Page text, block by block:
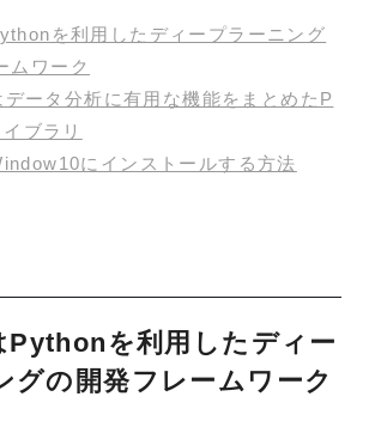
を利用したディープラーニング
ムワーク
ータ分析に有用な機能をまとめたP
ブラリ
にインストールする方法
を利用したディー
グの開発フレームワーク